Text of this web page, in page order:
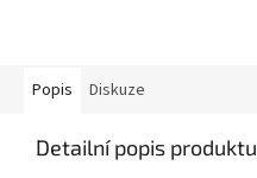
Popis Diskuze
Detailní popis produktu